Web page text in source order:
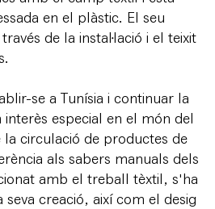
en el plàstic. El seu
de la instal·lació i el teixit
se a Tunísia i continuar la
especial en el món del
circulació de productes de
als sabers manuals dels
amb el treball tèxtil, s'ha
creació, així com el desig